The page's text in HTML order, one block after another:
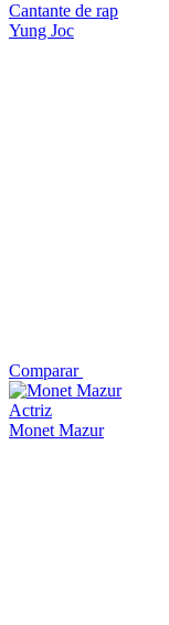
Cantante de rap
Yung Joc
Comparar
Actriz
Monet Mazur